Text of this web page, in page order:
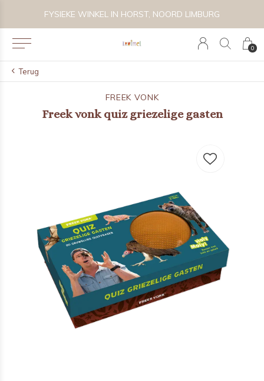
0
FYSIEKE WINKEL IN HORST, NOORD LIMBURG
Terug
FREEK VONK
Freek vonk quiz griezelige gasten